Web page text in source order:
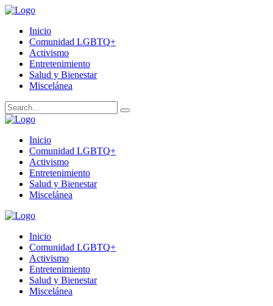
Inicio
Comunidad LGBTQ+
Activismo
Entretenimiento
Salud y Bienestar
Miscelánea
Inicio
Comunidad LGBTQ+
Activismo
Entretenimiento
Salud y Bienestar
Miscelánea
Inicio
Comunidad LGBTQ+
Activismo
Entretenimiento
Salud y Bienestar
Miscelánea